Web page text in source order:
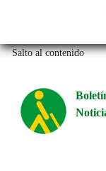
Salto al contenido